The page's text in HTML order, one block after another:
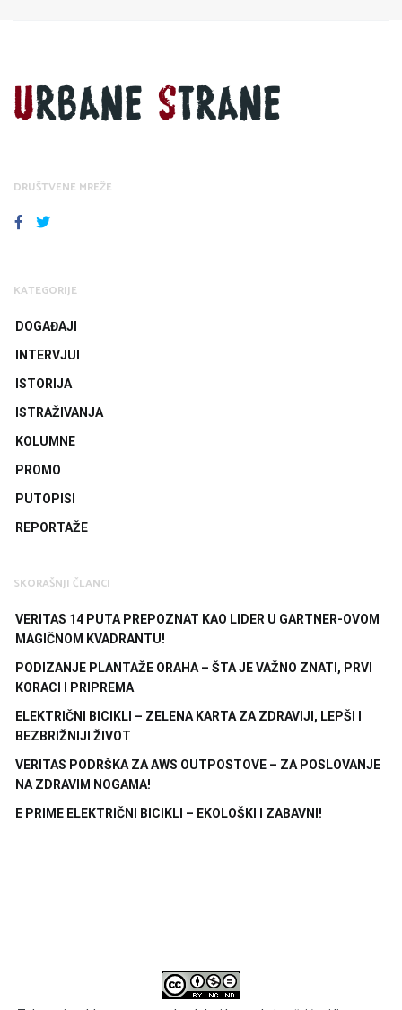
DRUŠTVENE MREŽE
FACEBOOK
TWITTER
KATEGORIJE
DOGAĐAJI
INTERVJUI
ISTORIJA
ISTRAŽIVANJA
KOLUMNE
PROMO
PUTOPISI
REPORTAŽE
SKORAŠNJI ČLANCI
VERITAS 14 PUTA PREPOZNAT KAO LIDER U GARTNER-OVOM
MAGIČNOM KVADRANTU!
PODIZANJE PLANTAŽE ORAHA – ŠTA JE VAŽNO ZNATI, PRVI
KORACI I PRIPREMA
ELEKTRIČNI BICIKLI – ZELENA KARTA ZA ZDRAVIJI, LEPŠI I
BEZBRIŽNIJI ŽIVOT
VERITAS PODRŠKA ZA AWS OUTPOSTOVE – ZA POSLOVANJE
NA ZDRAVIM NOGAMA!
E PRIME ELEKTRIČNI BICIKLI – EKOLOŠKI I ZABAVNI!